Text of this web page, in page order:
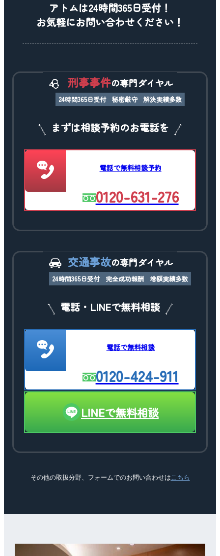
アトムは24時間365日受付！
お気軽にお問い合わせください！
刑事事件の専門ダイヤル
24時間365日受付 秘密厳守 解決実績多数
まずは相談予約のお電話を
電話で無料相談予約
0120-631-276
交通事故の専門ダイヤル
24時間365日受付 完全成功報酬 増額実績多数
電話・LINEで無料相談
電話で無料相談
0120-424-911
LINEで無料相談
その他の取扱分野、フォームでのお問い合わせは こちら